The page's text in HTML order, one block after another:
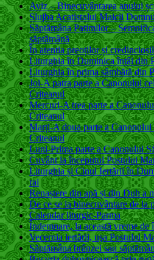
Aviz – Binecuvântarea anului
Slujba Acatistului Maicii
Săptămâna Patimilor –
săptămână
În atenția preoților și
Liturghia în Duminica întâi din
Liturghia în prima sâmbătă din
Joi-A patra parte a Canonului
Criteanul
Mercuri-A trea parte a
Criteanul
Marți-A doua parte a
Criteanul
Luni-Prima parte a Canonului
Cuvânt la începutul Postului
Liturghia și Cinul Iertării în
rai
Renaștere din apă și din Duh a
De ce se ia binecuvântare de la
Calendar liturgic-Parma
Îndemnare, la această vreme de
Vecernia iertării, uşa Postului
Săptămâna brânzei sau